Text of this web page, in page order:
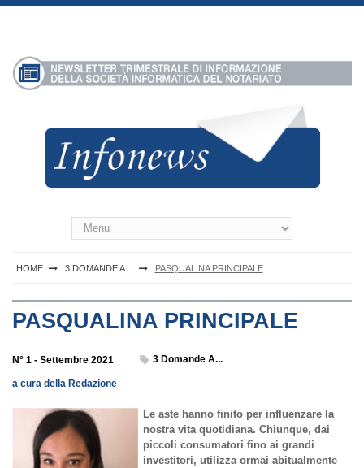
HOME 3 DOMANDE A... PASQUALINA PRINCIPALE
PASQUALINA PRINCIPALE
N° 1 - Settembre 2021 3 Domande A...
a cura della Redazione
Le aste hanno finito per influenzare la
nostra vita quotidiana. Chiunque, dai
piccoli consumatori fino ai grandi
investitori, utilizza ormai abitualmente